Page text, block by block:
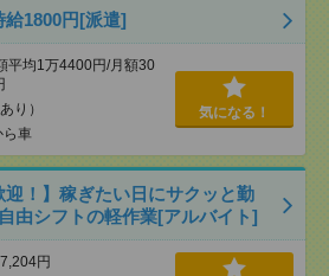
給1800円[派遣]
均1万4400円/月額30
り）
ら車
気になる！
迎！】稼ぎたい日にサクッと勤
由シフトの軽作業[アルバイト]
円